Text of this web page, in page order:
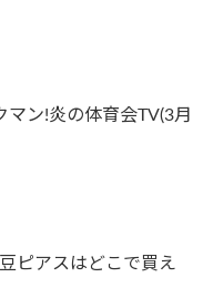
ン!炎の体育会TV(3月
ピアスはどこで買え